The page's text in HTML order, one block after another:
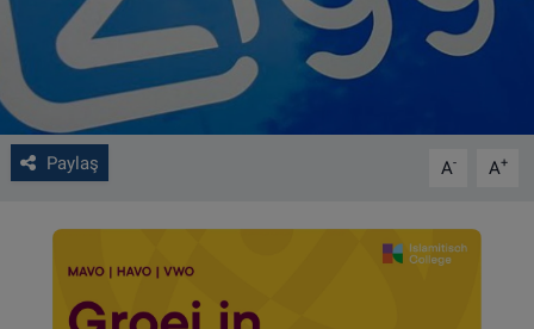
Paylaş A- A+
ALGEMENE VOORWAARDEN
CONTACT
Çerez Politikası